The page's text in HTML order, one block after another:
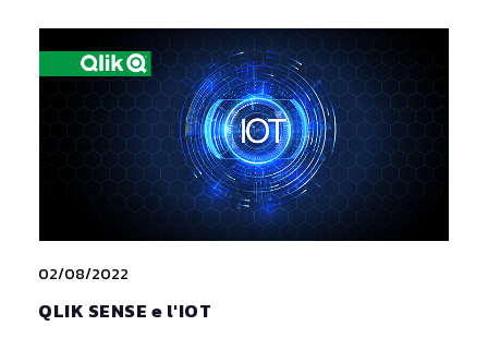
02/08/2022
QLIK SENSE e l'IOT